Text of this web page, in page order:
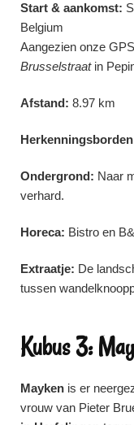
Start & aankomst:
Belgium
Aangezien onze
Brusselstraatin
Afstand: 8.97 km
Ondergrond: Naar
verhard.
Horeca: Bistro en
Extraatje: De
tussen
Kubus 3:
Mayken is er
vrouw van Pieter